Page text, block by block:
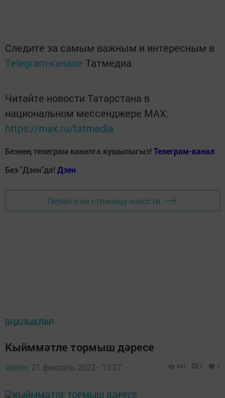
Следите за самым важным и интересным в
Telegram-канале Татмедиа
Читайте новости Татарстана в
национальном мессенджере MАХ:
https://max.ru/tatmedia
Безнең телеграм каналга кушылыгыз! Телеграм-канал
Без "Дзен"да! Дзен
Перейти на страницу новости
ЯҢАЛЫКЛАР
Кыйммәтле тормыш дәресе
admin, 21 февраль 2022 - 13:27 643 0 0